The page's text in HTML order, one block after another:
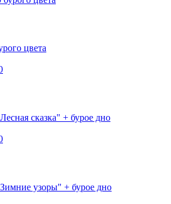
цвета
сказка" + бурое дно
узоры" + бурое дно